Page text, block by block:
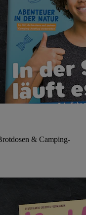
& Camping-